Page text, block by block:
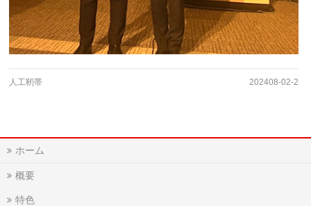
人工靭帯 202408-02-2
ホーム
概要
特色